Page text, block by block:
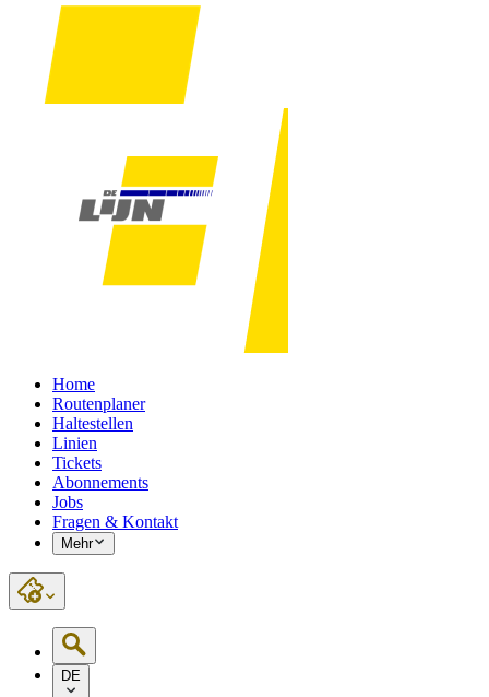
Home
Routenplaner
Haltestellen
Linien
Tickets
Abonnements
Jobs
Fragen & Kontakt
Mehr
DE